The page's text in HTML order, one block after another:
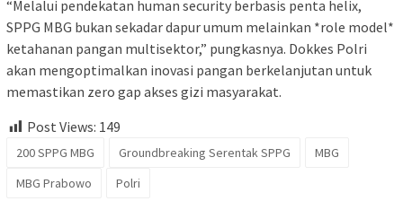
“Melalui pendekatan human security berbasis penta helix,
SPPG MBG bukan sekadar dapur umum melainkan *role model*
ketahanan pangan multisektor,” pungkasnya. Dokkes Polri
akan mengoptimalkan inovasi pangan berkelanjutan untuk
memastikan zero gap akses gizi masyarakat.
Post Views: 149
200 SPPG MBG Groundbreaking Serentak SPPG
MBG
MBG Prabowo
Polri